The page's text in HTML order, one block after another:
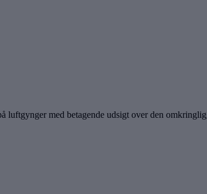
med betagende udsigt over den